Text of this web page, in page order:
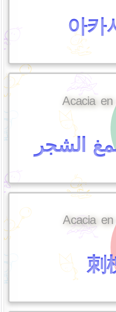
아카
Acacia en
الشجر
Acacia
刺